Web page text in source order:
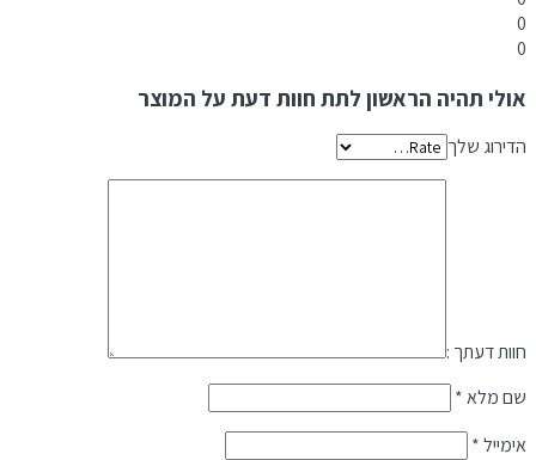
אולי תהיה הראשון לתת חוות דעת על המוצר
הדירוג שלך
חוות דעתך :
שם מלא*
אימייל*